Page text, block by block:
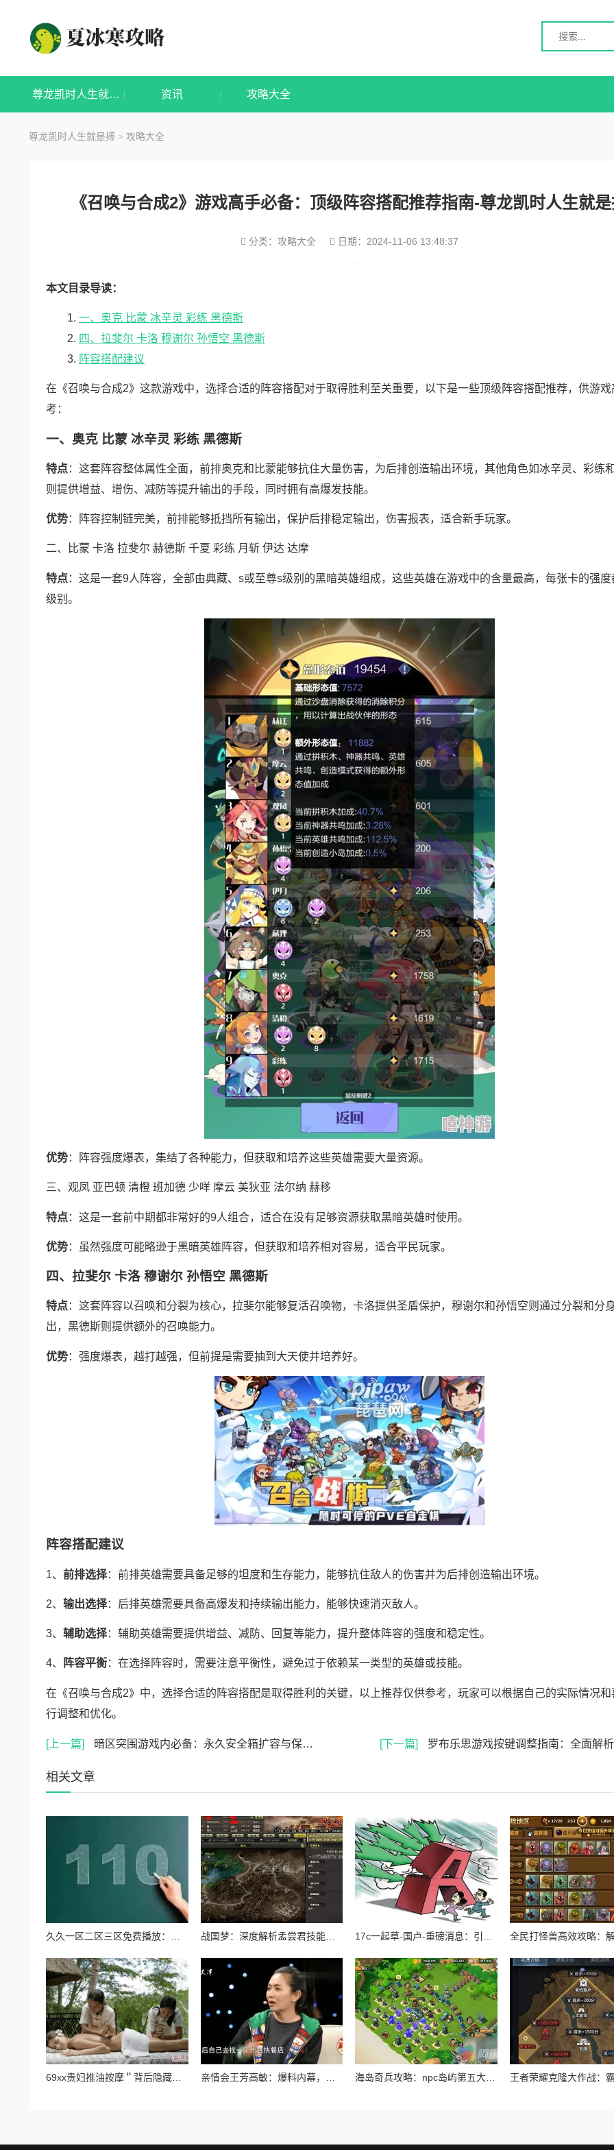
尊龙凯时人生就是搏 资讯 攻略大全
尊龙凯时人生就是搏 > 攻略大全
《召唤与合成2》游戏高手必备：顶级阵容搭配推荐指南-尊龙凯时人生就
分类： 攻略大全 日期： 2024-11-06 13:48:37
本文目录导读：
一、奥克 比蒙 冰辛灵 彩练 黑德斯
四、拉斐尔 卡洛 穆谢尔 孙悟空 黑德斯
阵容搭配建议
在《召唤与合成2》这款游戏中，选择合适的阵容搭配对于取得胜利至关重要，以下是一些顶级阵容搭配推荐，供游戏
考：
一、奥克 比蒙 冰辛灵 彩练 黑德斯
特点：这套阵容整体属性全面，前排奥克和比蒙能够抗住大量伤害，为后排创造输出环境，其他角色如冰辛灵、彩练
则提供增益、增伤、减防等提升输出的手段，同时拥有高爆发技能。
优势：阵容控制链完美，前排能够抵挡所有输出，保护后排稳定输出，伤害报表，适合新手玩家。
二、比蒙 卡洛 拉斐尔 赫德斯 千夏 彩练 月斩 伊达 达摩
特点：这是一套9人阵容，全部由典藏、s或至尊s级别的黑暗英雄组成，这些英雄在游戏中的含量最高，每张卡的强度
级别。
优势：阵容强度爆表，集结了各种能力，但获取和培养这些英雄需要大量资源。
三、观凤 亚巴顿 清橙 班加德 少咩 摩云 美狄亚 法尔纳 赫移
特点：这是一套前中期都非常好的9人组合，适合在没有足够资源获取黑暗英雄时使用。
优势：虽然强度可能略逊于黑暗英雄阵容，但获取和培养相对容易，适合平民玩家。
四、拉斐尔 卡洛 穆谢尔 孙悟空 黑德斯
特点：这套阵容以召唤和分裂为核心，拉斐尔能够复活召唤物，卡洛提供圣盾保护，穆谢尔和孙悟空则通过分裂和分
出，黑德斯则提供额外的召唤能力。
优势：强度爆表，越打越强，但前提是需要抽到大天使并培养好。
阵容搭配建议
1、 前排选择：前排英雄需要具备足够的坦度和生存能力，能够抗住敌人的伤害并为后排创造输出环境。
2、 输出选择：后排英雄需要具备高爆发和持续输出能力，能够快速消灭敌人。
3、 辅助选择：辅助英雄需要提供增益、减防、回复等能力，提升整体阵容的强度和稳定性。
4、 阵容平衡：在选择阵容时，需要注意平衡性，避免过于依赖某一类型的英雄或技能。
在《召唤与合成2》中，选择合适的阵容搭配是取得胜利的关键，以上推荐仅供参考，玩家可以根据自己的实际情况和
行调整和优化。
[上一篇] 暗区突围游戏内必备：永久安全箱扩容与保护策略指南 [下一篇] 罗布乐思游戏按键调整指南：全面解析按键设置方
相关文章
战国梦：深度解析孟尝君技能搭配与实战玩法攻略
69xx贵妇推油按摩＂背后隐藏着的奢华秘密，竟让无数客户心甘情愿排队！ 亲情会王芳高敏：爆料内幕，背后真相惊人，家庭矛盾曝光！ 海岛奇兵攻略：npc岛屿第五大街通关技巧与打法详解指南